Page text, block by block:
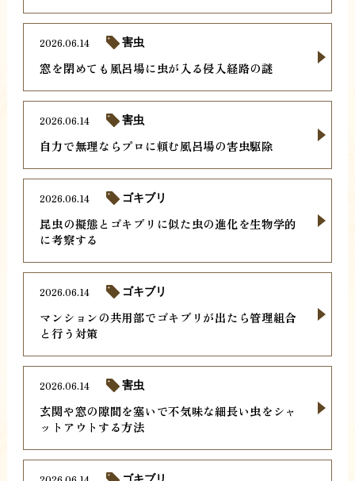
窓を閉めても風呂場に虫が入る侵入経路の謎
2026.06.14 害虫
自力で無理ならプロに頼む風呂場の害虫駆除
2026.06.14 害虫
昆虫の擬態とゴキブリに似た虫の進化を生物学的
に考察する
2026.06.14 ゴキブリ
マンションの共用部でゴキブリが出たら管理組合
と行う対策
2026.06.14 ゴキブリ
玄関や窓の隙間を塞いで不気味な細長い虫をシャ
ットアウトする方法
2026.06.14 害虫